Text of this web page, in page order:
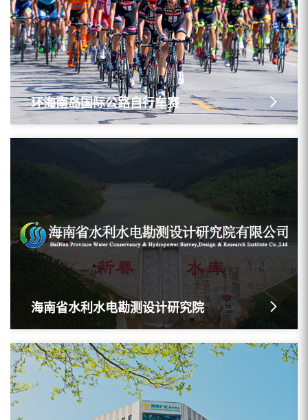
环海南岛国际公路自行车赛
海南省水利水电勘测设计研究院